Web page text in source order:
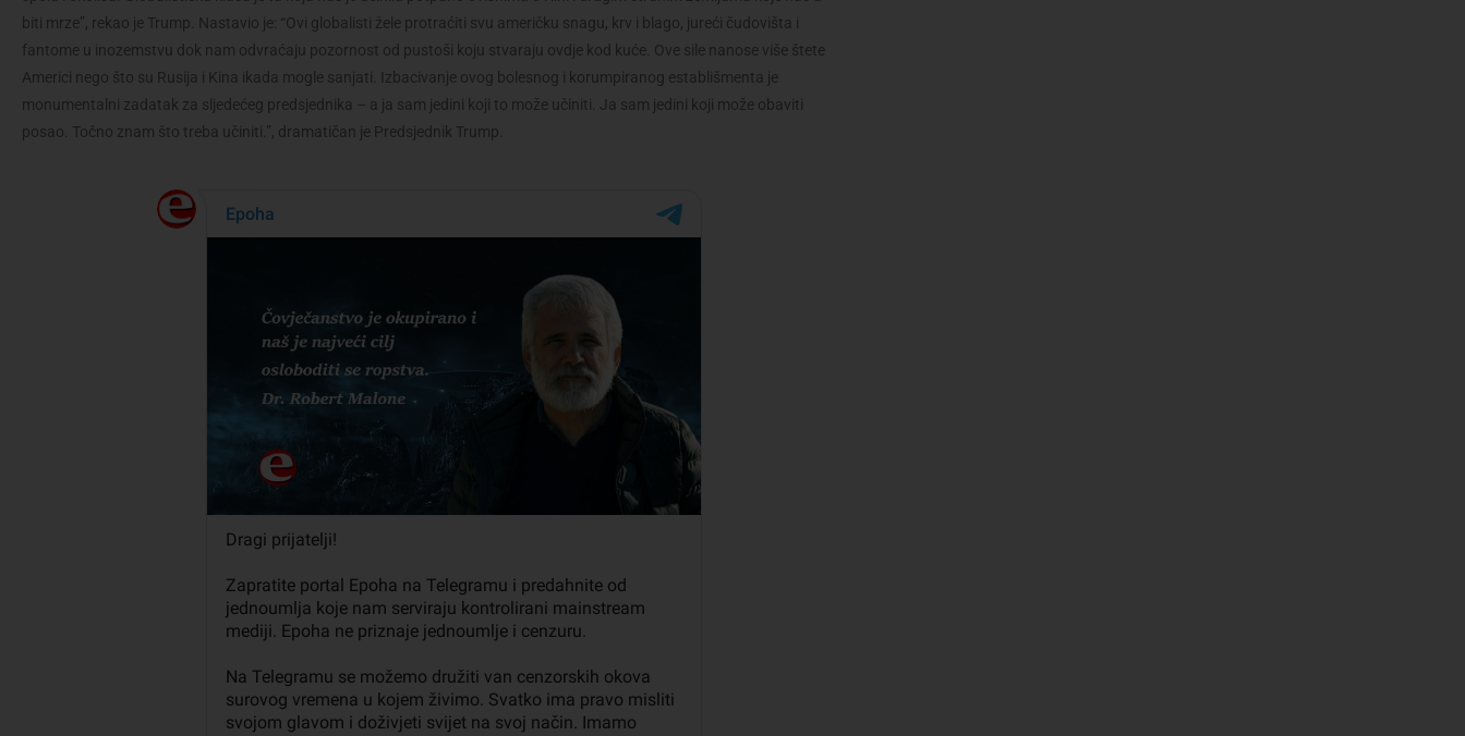
biti mrze”, rekao je Trump. Nastavio je: “Ovi globalisti žele protraćiti svu američku snagu, krv i blago, jureći čudovišta i
fantome u inozemstvu dok nam odvraćaju pozornost od pustoši koju stvaraju ovdje kod kuće. Ove sile nanose više štete
Americi nego što su Rusija i Kina ikada mogle sanjati. Izbacivanje ovog bolesnog i korumpiranog establišmenta je
monumentalni zadatak za sljedećeg predsjednika – a ja sam jedini koji to može učiniti. Ja sam jedini koji može obaviti
posao. Točno znam što treba učiniti.”, dramatičan je Predsjednik Trump.